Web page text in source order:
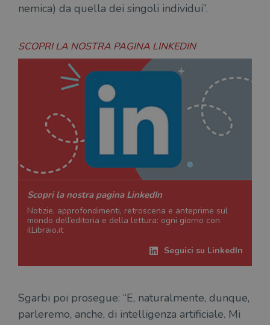
nemica) da quella dei singoli individui”.
SCOPRI LA NOSTRA PAGINA LINKEDIN
Scopri la nostra pagina LinkedIn
Notizie, approfondimenti, retroscena e anteprime sul
mondo dell’editoria e della lettura: ogni giorno con
ilLibraio.it
Seguici su LinkedIn
Sgarbi poi prosegue: “E, naturalmente, dunque,
parleremo, anche, di intelligenza artificiale. Mi